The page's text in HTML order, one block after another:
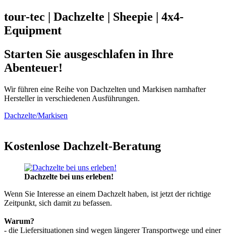
tour-tec | Dachzelte | Sheepie | 4x4-
Equipment
Starten Sie ausgeschlafen in Ihre
Abenteuer!
Wir führen eine Reihe von Dachzelten und Markisen namhafter
Hersteller in verschiedenen Ausführungen.
Dachzelte/Markisen
Kostenlose Dachzelt-Beratung
Dachzelte bei uns erleben!
Wenn Sie Interesse an einem Dachzelt haben, ist jetzt der richtige
Zeitpunkt, sich damit zu befassen.
Warum?
- die Liefersituationen sind wegen längerer Transportwege und einer